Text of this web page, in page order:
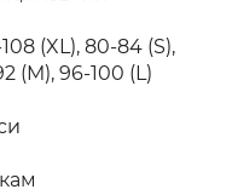
(XL), 80-84 (S),
(M), 96-100 (L)